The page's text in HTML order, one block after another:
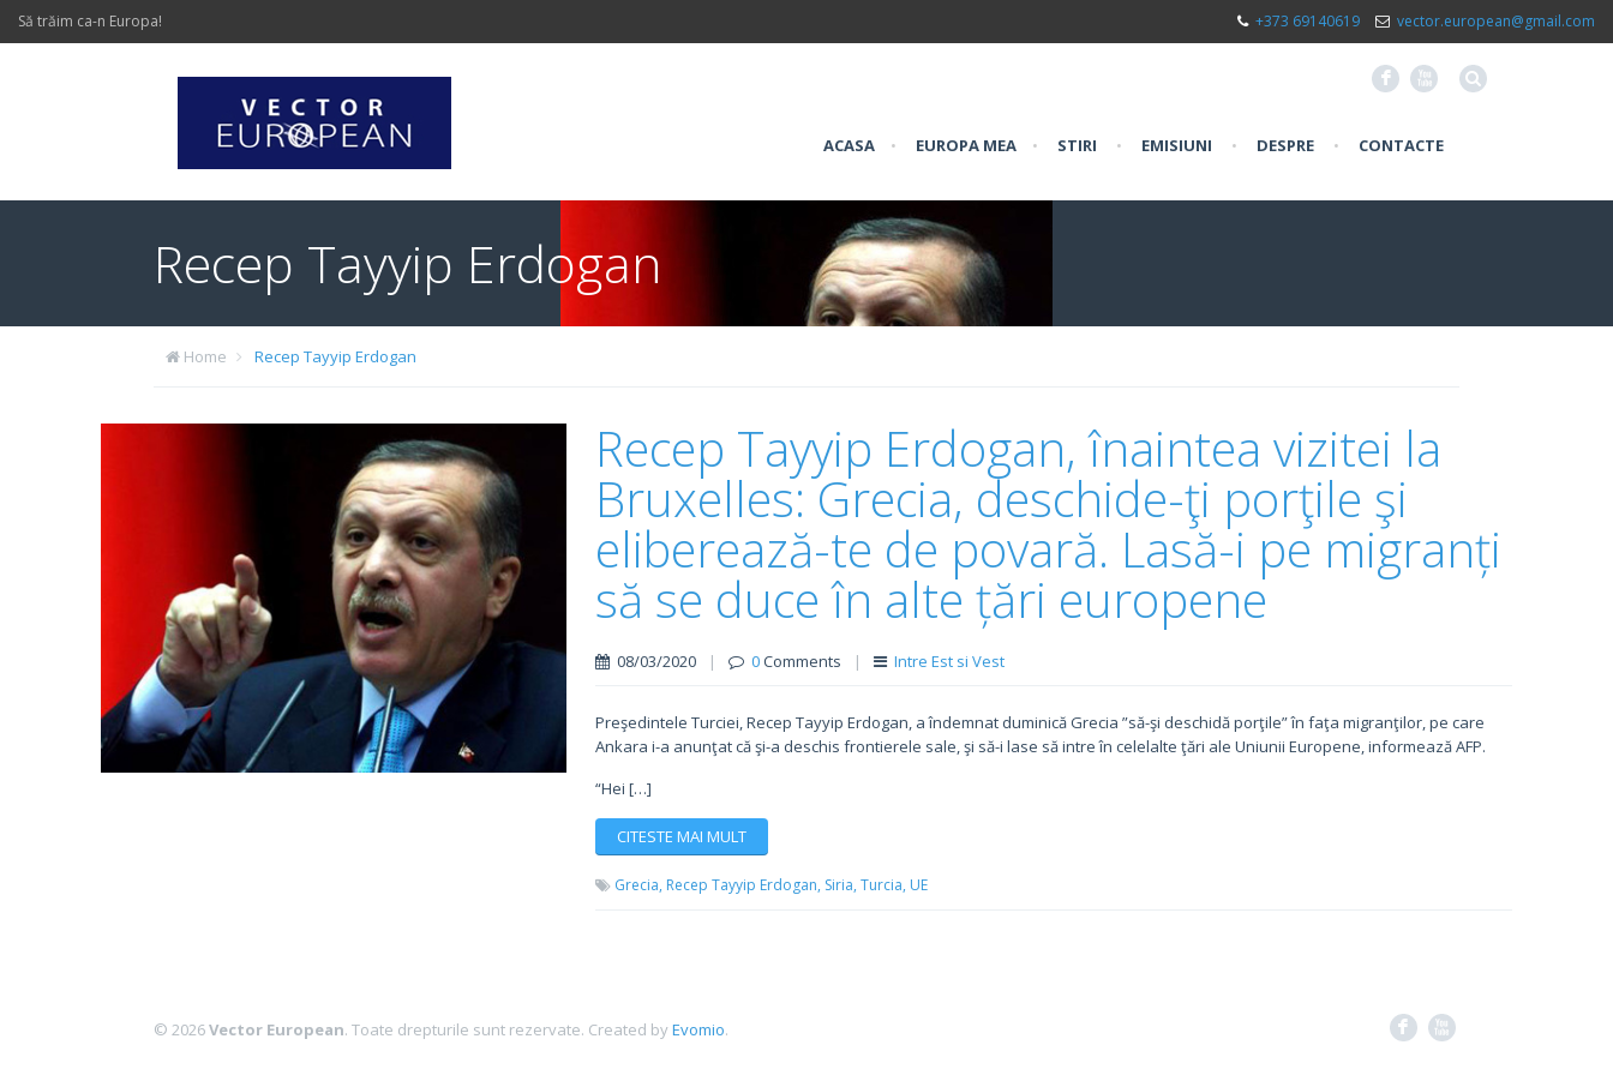
Să trăim ca-n Europa! +373 69140619 vector.european@gmail.com
F X
ACASA • EUROPA MEA • STIRI • EMISIUNI • DESPRE • CONTACTE
Recep Tayyip Erdogan
Home Recep Tayyip Erdogan
Recep Tayyip Erdogan, înaintea vizitei la
Bruxelles: Grecia, deschide-ţi porţile şi
eliberează-te de povară. Lasă-i pe migranți
să se duce în alte țări europene
08/03/2020 | 0Comments | Intre Est si Vest
Preşedintele Turciei, Recep Tayyip Erdogan, a îndemnat duminică Grecia ”să-şi deschidă porţile” în faţa migranţilor, pe care
Ankara i-a anunţat că şi-a deschis frontierele sale, şi să-i lase să intre în celelalte ţări ale Uniunii Europene, informează AFP.
“Hei […]
CITESTE MAI MULT
Grecia, Recep Tayyip Erdogan, Siria, Turcia, UE
© 2026Vector European. Toate drepturile sunt rezervate. Created byEvomio. F X